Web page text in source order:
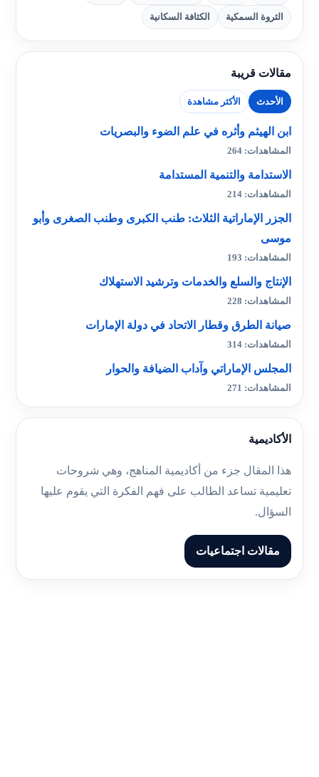
الثروة السمكية الكثافة السكانية
مقالات قريبة
الأحدث الأكثر مشاهدة
ابن الهيثم وأثره في علم الضوء والبصريات
المشاهدات: 264
الاستدامة والتنمية المستدامة
المشاهدات: 214
الجزر الإماراتية الثلاث: طنب الكبرى وطنب الصغرى وأبو
موسى
المشاهدات: 193
الإنتاج والسلع والخدمات وترشيد الاستهلاك
المشاهدات: 228
صيانة الطرق وقطار الاتحاد في دولة الإمارات
المشاهدات: 314
المجلس الإماراتي وآداب الضيافة والحوار
المشاهدات: 271
الأكاديمية
هذا المقال جزء من أكاديمية المناهج، وهي شروحات
تعليمية تساعد الطالب على فهم الفكرة التي يقوم عليها
السؤال.
مقالات اجتماعيات